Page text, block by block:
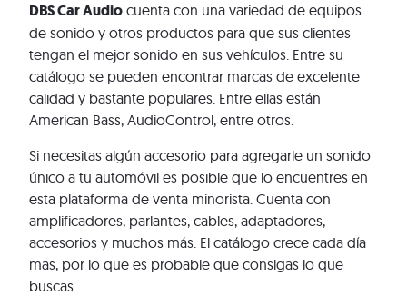
DBS Car Audio cuenta con una variedad de equipos
de sonido y otros productos para que sus clientes
tengan el mejor sonido en sus vehículos. Entre su
catálogo se pueden encontrar marcas de excelente
calidad y bastante populares. Entre ellas están
American Bass, AudioControl, entre otros.
Si necesitas algún accesorio para agregarle un sonido
único a tu automóvil es posible que lo encuentres en
esta plataforma de venta minorista. Cuenta con
amplificadores, parlantes, cables, adaptadores,
accesorios y muchos más. El catálogo crece cada día
mas, por lo que es probable que consigas lo que
buscas.